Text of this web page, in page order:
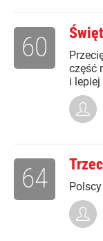
część
i lepiej
60
64